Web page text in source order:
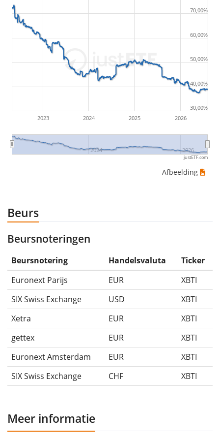
20€, an investor would have suffered the worst loss
by buying for 10€ and subsequently selling for 5€.
Therefore in this case the maximum drawdown
would be (5€ - 10€)/10€ = -50%.
ETF-rendementen zijn inclusief dividenduitkeringen
2023 2024 2025 2026
2024 2026
30,00%
40,00%
50,00%
60,00%
70,00%
justETF.com
Afbeelding
Beurs
Beursnoteringen
Beursnotering Handelsvaluta
Ticker
Euronext Parijs
EUR
XBTI
SIX Swiss Exchange
USD
XBTI
Xetra
EUR
XBTI
gettex
EUR
XBTI
Euronext Amsterdam
EUR
XBTI
SIX Swiss Exchange
CHF XBTI
Meer informatie